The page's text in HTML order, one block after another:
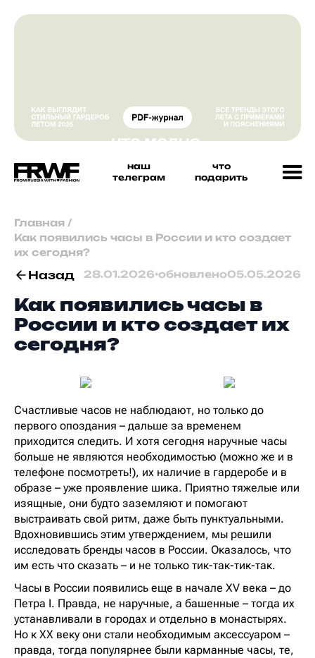
наш
телеграм
что
подарить
Главная /
Как появились часы в России и кто создает
их сегодня?
Назад 28.01.2026•обновлено05.05.2026
Как появились часы в
России и кто создает их
сегодня?
Счастливые часов не наблюдают, но только до
первого опоздания – дальше за временем
приходится следить. И хотя сегодня наручные часы
больше не являются необходимостью (можно же и в
телефоне посмотреть!), их наличие в гардеробе и в
образе – уже проявление шика. Приятно тяжелые или
изящные, они будто заземляют и помогают
выстраивать свой ритм, даже быть пунктуальными.
Вдохновившись этим утверждением, мы решили
исследовать бренды часов в России. Оказалось, что
им есть что сказать – и не только тик-так-тик-так.
Часы в России появились еще в начале XV века – до
Петра I. Правда, не наручные, а башенные – тогда их
устанавливали в городах и отдельно в монастырях.
Но к XX веку они стали необходимым аксессуаром –
правда, тогда популярнее были карманные часы, те,